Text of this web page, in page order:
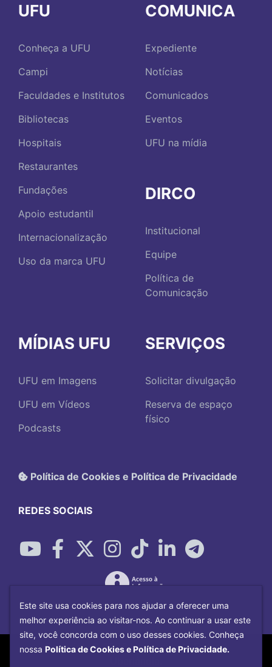
UFU
Conheça a UFU
Campi
Faculdades e Institutos
Bibliotecas
Hospitais
Restaurantes
Fundações
Apoio estudantil
Internacionalização
Uso da marca UFU
COMUNICA
Expediente
Notícias
Comunicados
Eventos
UFU na mídia
DIRCO
Institucional
Equipe
Política de
Comunicação
MÍDIAS UFU
UFU em Imagens
UFU em Vídeos
Podcasts
SERVIÇOS
Solicitar divulgação
Reserva de espaço
físico
Política de Cookies e Política de Privacidade
REDES SOCIAIS
Copyright©2026Universidade Federal
Este site usa cookies para nos ajudar a oferecer uma
melhor experiência ao visitar-nos. Ao continuar a usar este
site, você concorda com o uso desses cookies. Conheça
nossa Política de Cookies e Política de Privacidade.